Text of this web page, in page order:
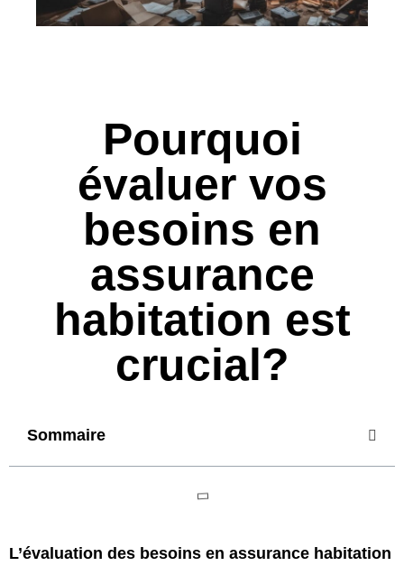
Pourquoi
évaluer vos
besoins en
assurance
habitation est
crucial?
Sommaire
L’évaluation des besoins en assurance habitation